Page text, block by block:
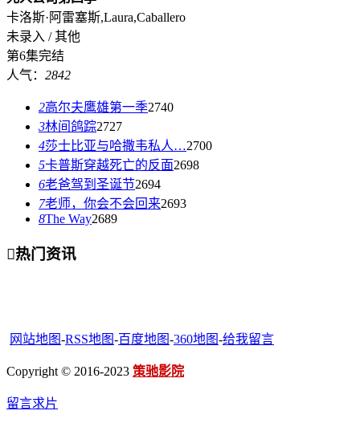
卡洛斯·阿雷塞斯,Laura,Caballero
未录入 / 其他
第6集完结
人气： 2842
2高尔夫鹰雄第一季2740
3林间鸽踪2727
4莎士比亚与哈撒韦私人…2700
5卡普斯穿越死亡的反面2698
6老爸驾到圣诞节2694
7老师，你会不会回来2693
8The Way2689
热门资讯
网站地图-RSS地图-百度地图-360地图-给我留言
Copyright © 2016-2023 策驰影院
留言求片